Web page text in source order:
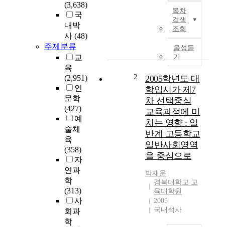
(3,638)
국
내박
사 (48)
주제분류
교
육
(2,951)
인
문학
(427)
예
술체
육
(358)
자
연과
학
(313)
사
회과
학
목차
검색
조회
음성듣
기
2
2005학년도 대
학입시가 제7
차 선택중심
교육과정에 미
치는 영향 : 일
반계 고등학교
일반사회영역
을 중심으로
박재운
경북대학교 교
육대학원
2005
국내석사